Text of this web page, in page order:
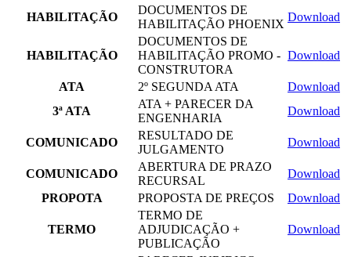
HABILITAÇÃO
DOCUMENTOS DE
HABILITAÇÃO PHOENIX
Download
HABILITAÇÃO
DOCUMENTOS DE
HABILITAÇÃO PROMO -
CONSTRUTORA
Download
ATA 2º SEGUNDA ATA
Download
3ª ATA
ATA + PARECER DA
ENGENHARIA
Download
COMUNICADO
RESULTADO DE
JULGAMENTO
Download
COMUNICADO
ABERTURA DE PRAZO
RECURSAL
Download
PROPOTA
PROPOSTA DE PREÇOS Download
TERMO
TERMO DE
ADJUDICAÇÃO +
PUBLICAÇÃO
Download